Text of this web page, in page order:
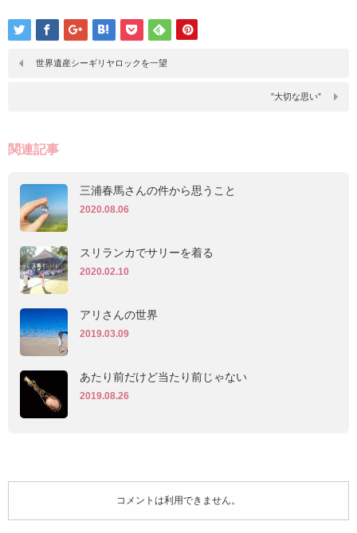
世界遺産シーギリヤロックを一望
”大切な思い”
関連記事
三浦春馬さんの件から思うこと
2020.08.06
スリランカでサリーを着る
2020.02.10
アリさんの世界
2019.03.09
あたり前だけど当たり前じゃない
2019.08.26
コメントは利用できません。